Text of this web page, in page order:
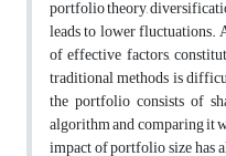
portfolio theory,
leads to lower fluctuations.
of effective factors,
traditional methods is
the portfolio consists of
algorithm and comparing it
impact of portfolio size has